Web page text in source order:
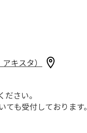
キスタ）
さい。
も受付しております。